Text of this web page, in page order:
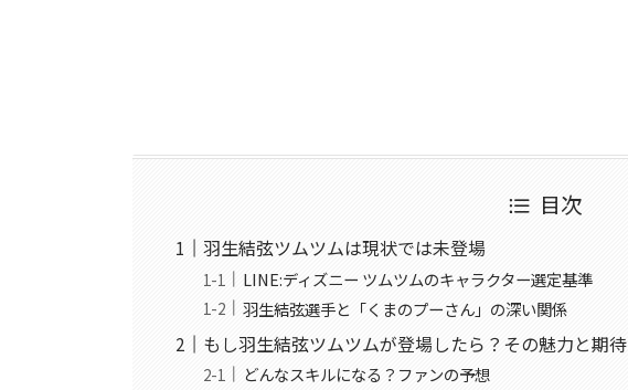
目次
羽生結弦ツムツムは現状では未登場
LINE:ディズニー ツムツムのキャラクター選定基準
羽生結弦選手と「くまのプーさん」の深い関係
もし羽生結弦ツムツムが登場したら？その魅力と期待
どんなスキルになる？ファンの予想